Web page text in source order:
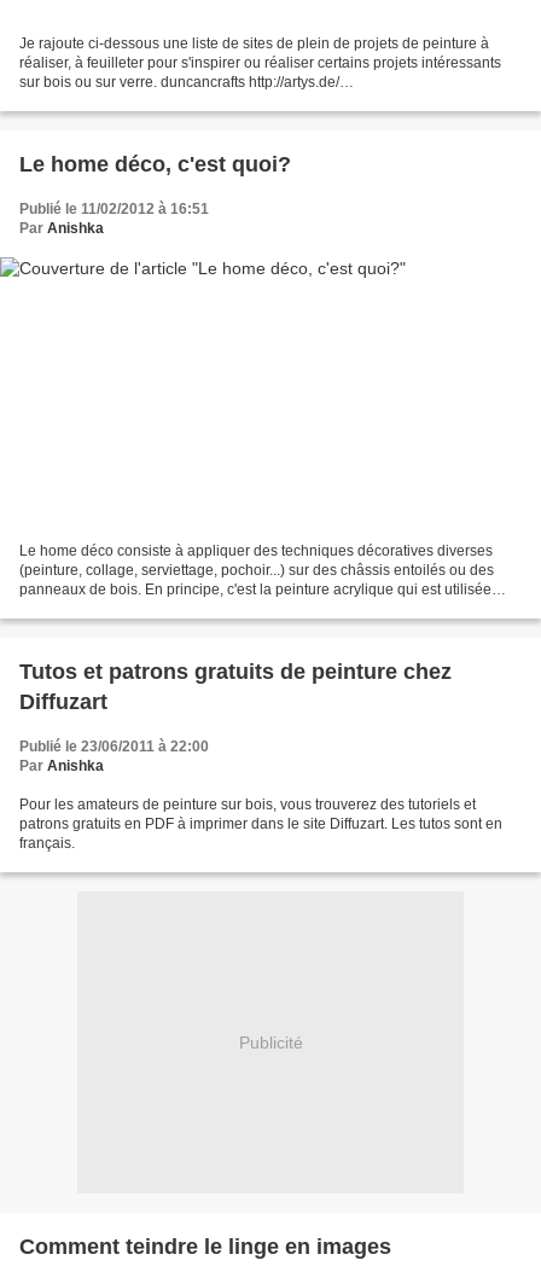
Je rajoute ci-dessous une liste de sites de plein de projets de peinture à
réaliser, à feuilleter pour s'inspirer ou réaliser certains projets intéressants
sur bois ou sur verre. duncancrafts http://artys.de/
Le home déco, c'est quoi?
Publié le 11/02/2012 à 16:51
Par Anishka
Le home déco consiste à appliquer des techniques décoratives diverses
(peinture, collage, serviettage, pochoir...) sur des châssis entoilés ou des
panneaux de bois. En principe, c'est la peinture acrylique qui est utilisée
Tutos et patrons gratuits de peinture chez
Diffuzart
Publié le 23/06/2011 à 22:00
Par Anishka
Pour les amateurs de peinture sur bois, vous trouverez des tutoriels et
patrons gratuits en PDF à imprimer dans le site Diffuzart. Les tutos sont en
français.
Publicité
Comment teindre le linge en images